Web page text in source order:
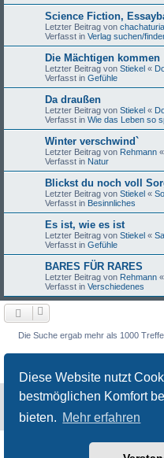
Diese Website nutzt
bestmöglichen Komfort
bieten. Mehr erfahren
Science Fiction,
Letzter Beitrag von
Verfasst in Verlag suchen/
Die Mächtigen kommen
Letzter Beitrag von Stiekel «
Verfasst in Gefühle
Da draußen
Letzter Beitrag von Stiekel «
Verfasst in Wie das Leben so
Winter verschwind`
Letzter Beitrag von Rehmann «
Verfasst in Natur
Blickst du noch voll
Letzter Beitrag von Stiekel «
Verfasst in Besinnliches
Es ist, wie es ist
Letzter Beitrag von Stiekel «
Verfasst in Gefühle
BARES FÜR RARES
Letzter Beitrag von Rehmann «
Verfasst in Verschiedenes
Die Suche ergab mehr als 1000
Portal Foren-Übersicht
Powered byphpBB®